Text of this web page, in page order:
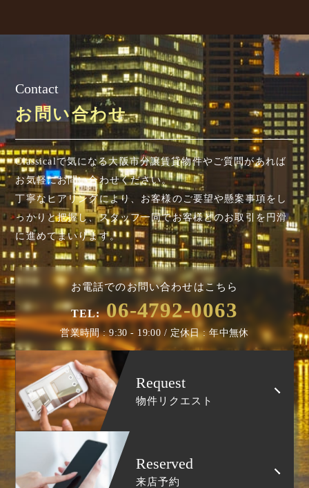
Contact
お問い合わせ
Classicalで気になる大阪市分譲賃貸物件やご質問があれば
お気軽にお問い合わせください。
丁寧なヒアリングにより、お客様のご要望や懸案事項を し
っかりと把握し、スタッフ一同でお客様とのお取引を円滑
に進めてまいります。
お電話でのお問い合わせはこちら
TEL: 06-4792-0063
営業時間 : 9:30 - 19:00 / 定休日 : 年中無休
Request
物件リクエスト
Reserved
来店予約